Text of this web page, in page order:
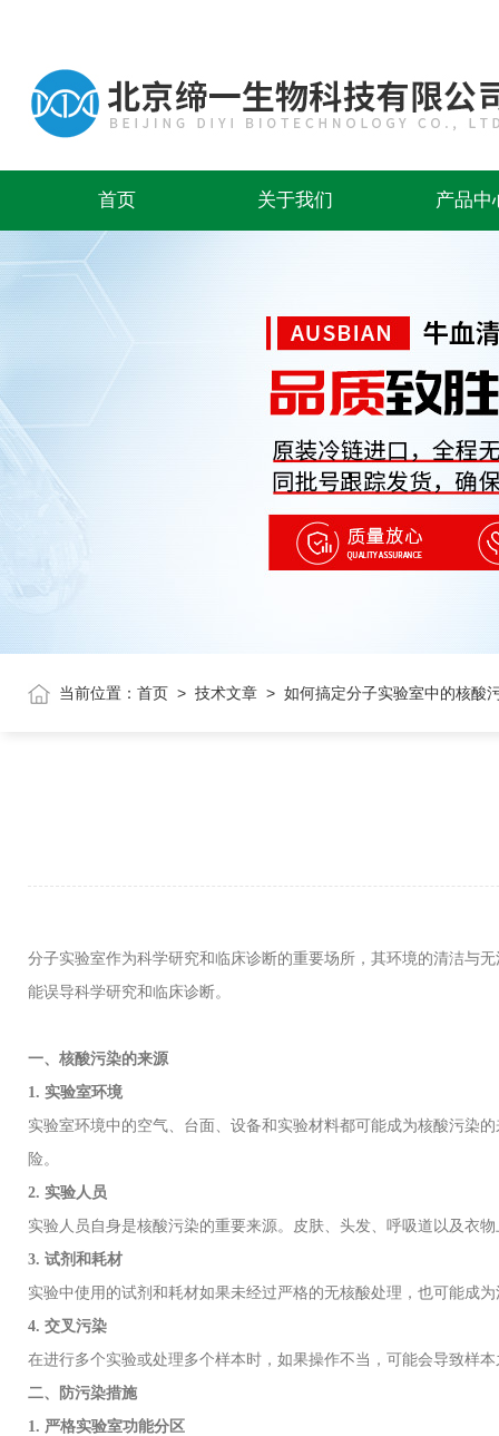
首页 关于我们 产品中
当前位置： 首页 > 技术文章 > 如何搞定分子实验室中的核酸
分子实验室作为科学研究和临床诊断的重要场所，其环境的清洁与
能误导科学研究和临床诊断。
一、核酸污染的来源
1. 实验室环境
实验室环境中的空气、台面、设备和实验材料都可能成为核酸污染
险。
2. 实验人员
实验人员自身是核酸污染的重要来源。皮肤、头发、呼吸道以及衣
3. 试剂和耗材
实验中使用的试剂和耗材如果未经过严格的无核酸处理，也可能成
4. 交叉污染
在进行多个实验或处理多个样本时，如果操作不当，可能会导致样
二、防污染措施
1. 严格实验室功能分区